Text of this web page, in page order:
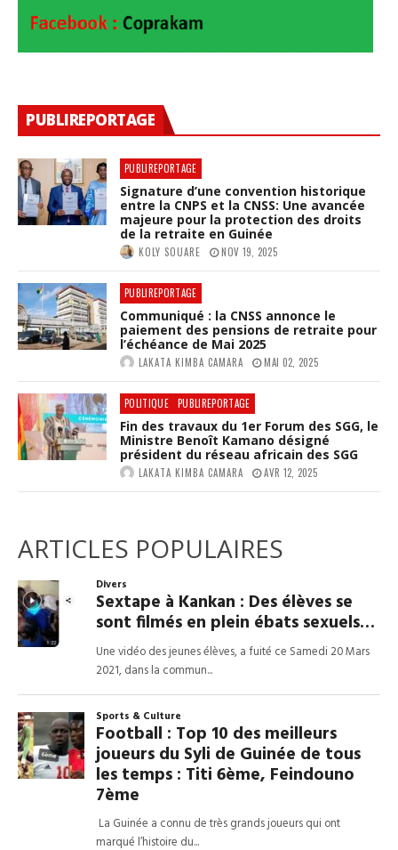
PUBLIREPORTAGE
PUBLIREPORTAGE
Signature d’une convention historique
entre la CNPS et la CNSS: Une avancée
majeure pour la protection des droits
de la retraite en Guinée
KOLY SOUARE NOV 19, 2025
PUBLIREPORTAGE
Communiqué : la CNSS annonce le
paiement des pensions de retraite pour
l’échéance de Mai 2025
LAKATA KIMBA CAMARA MAI 02, 2025
POLITIQUE PUBLIREPORTAGE
Fin des travaux du 1er Forum des SGG, le
Ministre Benoît Kamano désigné
président du réseau africain des SGG
LAKATA KIMBA CAMARA AVR 12, 2025
ARTICLES POPULAIRES